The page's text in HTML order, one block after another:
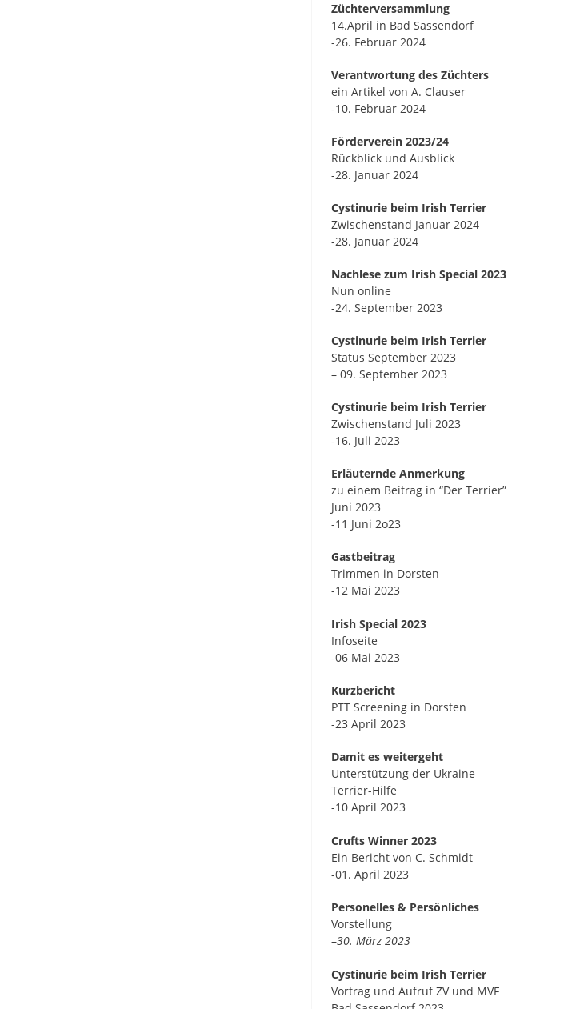
Züchterversammlung
14.April in Bad Sassendorf
-26. Februar 2024
Verantwortung des Züchters
ein Artikel von A. Clauser
-10. Februar 2024
Förderverein 2023/24
Rückblick und Ausblick
-28. Januar 2024
Cystinurie beim Irish Terrier
Zwischenstand Januar 2024
-28. Januar 2024
Nachlese zum Irish Special 2023
Nun online
-24. September 2023
Cystinurie beim Irish Terrier
Status September 2023
– 09. September 2023
Cystinurie beim Irish Terrier
Zwischenstand Juli 2023
-16. Juli 2023
Erläuternde Anmerkung
zu einem Beitrag in “Der Terrier”
Juni 2023
-11 Juni 2o23
Gastbeitrag
Trimmen in Dorsten
-12 Mai 2023
Irish Special 2023
Infoseite
-06 Mai 2023
Kurzbericht
PTT Screening in Dorsten
-23 April 2023
Damit es weitergeht
Unterstützung der Ukraine
Terrier-Hilfe
-10 April 2023
Crufts Winner 2023
Ein Bericht von C. Schmidt
-01. April 2023
Personelles & Persönliches
Vorstellung
–30. März 2023
Cystinurie beim Irish Terrier
Vortrag und Aufruf ZV und MVF